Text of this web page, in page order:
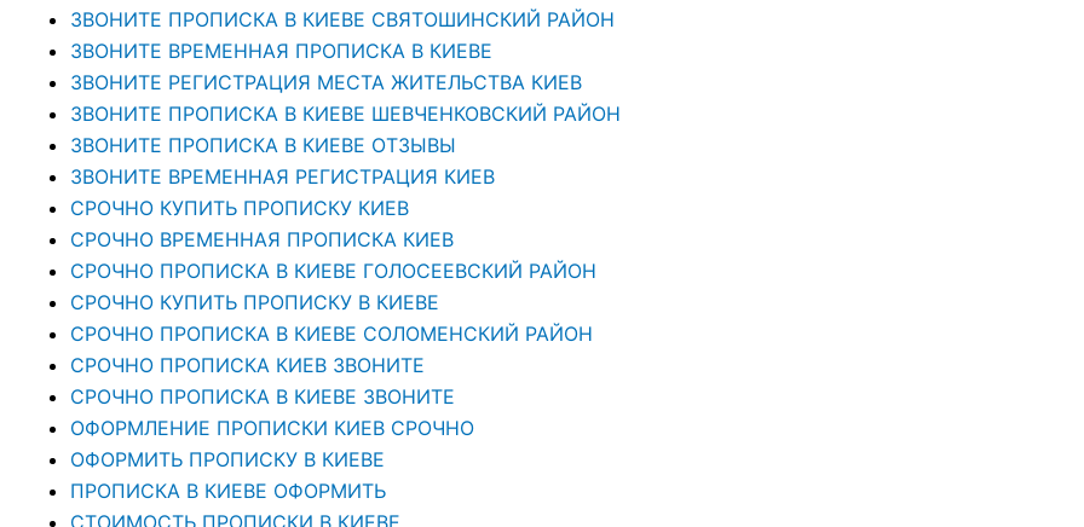
ЗВОНИТЕ ПРОПИСКА В КИЕВЕ СВЯТОШИНСКИЙ РАЙОН
ЗВОНИТЕ ВРЕМЕННАЯ ПРОПИСКА В КИЕВЕ
ЗВОНИТЕ РЕГИСТРАЦИЯ МЕСТА ЖИТЕЛЬСТВА КИЕВ
ЗВОНИТЕ ПРОПИСКА В КИЕВЕ ШЕВЧЕНКОВСКИЙ РАЙОН
ЗВОНИТЕ ПРОПИСКА В КИЕВЕ ОТЗЫВЫ
ЗВОНИТЕ ВРЕМЕННАЯ РЕГИСТРАЦИЯ КИЕВ
СРОЧНО КУПИТЬ ПРОПИСКУ КИЕВ
СРОЧНО ВРЕМЕННАЯ ПРОПИСКА КИЕВ
СРОЧНО ПРОПИСКА В КИЕВЕ ГОЛОСЕЕВСКИЙ РАЙОН
СРОЧНО КУПИТЬ ПРОПИСКУ В КИЕВЕ
CРОЧНО ПРОПИСКА В КИЕВЕ СОЛОМЕНСКИЙ РАЙОН
СРОЧНО ПРОПИСКА КИЕВ ЗВОНИТЕ
СРОЧНО ПРОПИСКА В КИЕВЕ ЗВОНИТЕ
ОФОРМЛЕНИЕ ПРОПИСКИ КИЕВ СРОЧНО
ОФОРМИТЬ ПРОПИСКУ В КИЕВЕ
ПРОПИСКА В КИЕВЕ ОФОРМИТЬ
СТОИМОСТЬ ПРОПИСКИ В КИЕВЕ